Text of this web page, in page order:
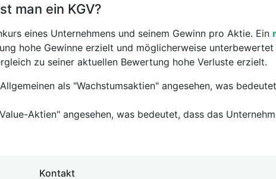
man ein KGV?
eines Unternehmens und seinem Gewinn pro Aktie. Ein
hohe Gewinne erzielt und möglicherweise
zu seiner aktuellen Bewertung hohe Verluste erzielt.
als "Wachstumsaktien" angesehen, was
Aktien" angesehen, was bedeutet, dass das
Kontakt